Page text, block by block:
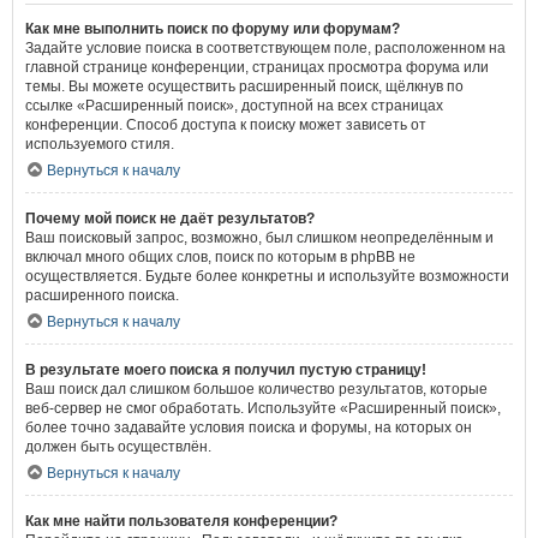
Как мне выполнить поиск по форуму или форумам?
Задайте условие поиска в соответствующем поле, расположенном на
главной странице конференции, страницах просмотра форума или
темы. Вы можете осуществить расширенный поиск, щёлкнув по
ссылке «Расширенный поиск», доступной на всех страницах
конференции. Способ доступа к поиску может зависеть от
используемого стиля.
Вернуться к началу
Почему мой поиск не даёт результатов?
Ваш поисковый запрос, возможно, был слишком неопределённым и
включал много общих слов, поиск по которым в phpBB не
осуществляется. Будьте более конкретны и используйте возможности
расширенного поиска.
Вернуться к началу
В результате моего поиска я получил пустую страницу!
Ваш поиск дал слишком большое количество результатов, которые
веб-сервер не смог обработать. Используйте «Расширенный поиск»,
более точно задавайте условия поиска и форумы, на которых он
должен быть осуществлён.
Вернуться к началу
Как мне найти пользователя конференции?